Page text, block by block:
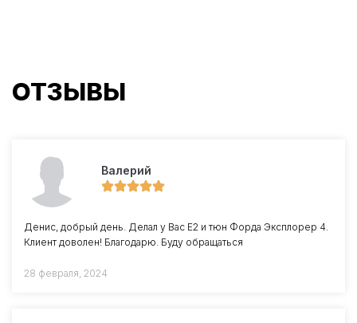
ОТЗЫВЫ
Валерий
Денис, добрый день. Делал у Вас Е2 и тюн Форда Эксплорер 4.
Клиент доволен! Благодарю. Буду обращаться
28 февраля, 2024